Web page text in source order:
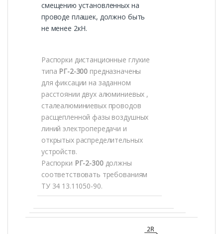
смещению установленных на
проводе плашек, должно быть
не менее 2кН.
Распорки дистанционные глухие
типа РГ-2-300 предназначены
для фиксации на заданном
расстоянии двух алюминиевых ,
сталеалюминиевых проводов
расщепленной фазы воздушных
линий электропередачи и
открытых распределительных
устройств.
Распорки РГ-2-300 должны
соответствовать требованиям
ТУ 34 13.11050-90.